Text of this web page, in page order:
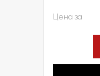
Цена за